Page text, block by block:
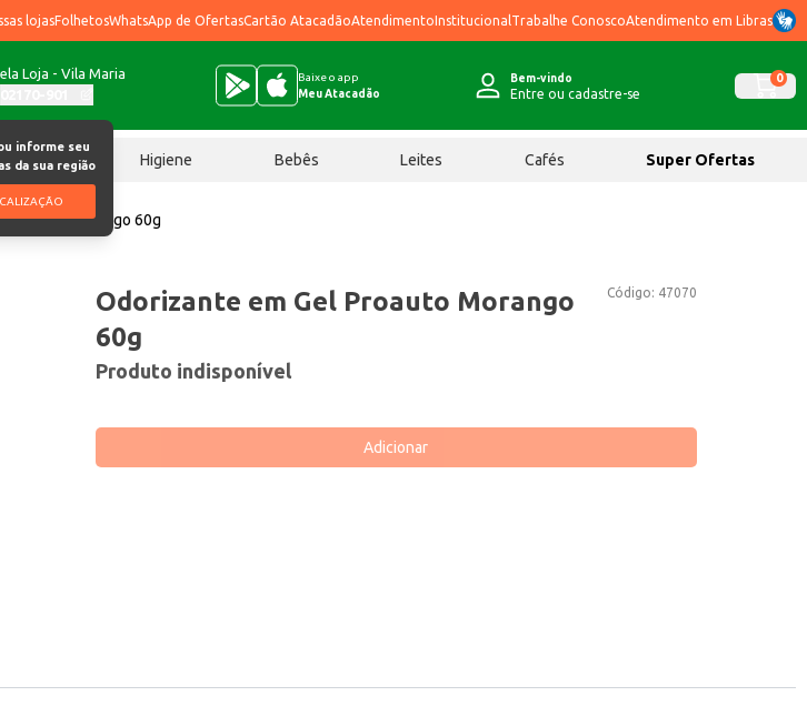
lojasFolhetosWhatsApp de OfertasCartão AtacadãoAtendimentoInstitucional Trabalhe ConoscoAtendimento em Libras
Loja - Vila Maria
informe seu
da sua região
Baixe o app
Meu Atacadão
Bem-vindo
Entre ou cadastre-se
0
Higiene Bebês Leites Cafés Super Ofertas
Proauto Morango 60g
Código: 47070
Odorizante em Gel Proauto Morango
60g
Produto indisponível
Adicionar